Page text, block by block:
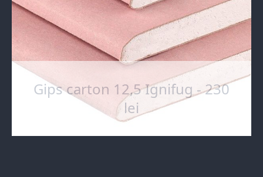
Gips carton 12,5 Ignifug - 230
lei